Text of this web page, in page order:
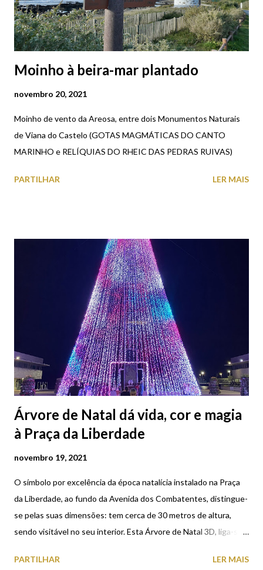
Moinho à beira-mar plantado
novembro 20, 2021
Moinho de vento da Areosa, entre dois Monumentos Naturais
de Viana do Castelo (GOTAS MAGMÁTICAS DO CANTO
MARINHO e RELÍQUIAS DO RHEIC DAS PEDRAS RUIVAS)
PARTILHAR LER MAIS
Árvore de Natal dá vida, cor e magia
à Praça da Liberdade
novembro 19, 2021
O símbolo por excelência da época natalícia instalado na Praça
da Liberdade, ao fundo da Avenida dos Combatentes, distingue-
se pelas suas dimensões: tem cerca de 30 metros de altura,
sendo visitável no seu interior. Esta Árvore de Natal 3D, liga-se
cores. Diariamente conta com espetáculos multimédia que
PARTILHAR LER MAIS